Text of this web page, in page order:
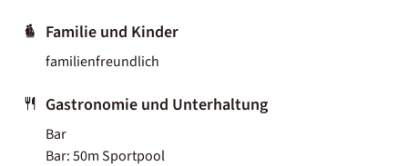
Familie und Kinder
familienfreundlich
Gastronomie und Unterhaltung
Bar
Bar: 50m Sportpool